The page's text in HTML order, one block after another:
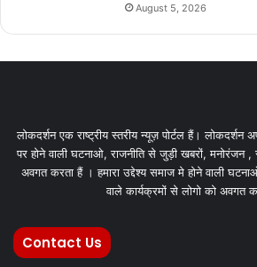
August 5, 2026
लोकदर्शन एक राष्ट्रीय स्तरीय न्यूज़ पोर्टल हैं। लोकदर्शन
पर होने वाली घटनाओ, राजनीति से जुड़ी खबरों, मनोरंजन ,
अवगत करता हैं । हमारा उद्देश्य समाज मे होने वाली
वाले कार्यक्रमों से लोगो को अवगत
Contact Us